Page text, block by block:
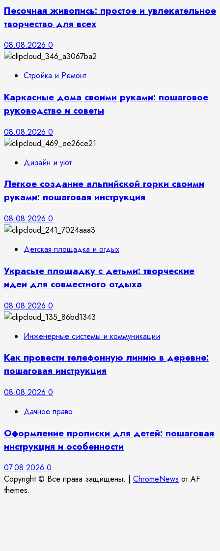
Песочная живопись: простое и увлекательное
творчество для всех
08.08.2026 0
Стройка и Ремонт
Каркасные дома своими руками: пошаговое
руководство и советы
08.08.2026 0
Дизайн и уют
Легкое создание альпийской горки своими
руками: пошаговая инструкция
08.08.2026 0
Детская площадка и отдых
Украсьте площадку с детьми: творческие
идеи для совместного отдыха
08.08.2026 0
Инженерные системы и коммуникации
Как провести телефонную линию в деревне:
пошаговая инструкция
08.08.2026 0
Дачное право
Оформление прописки для детей: пошаговая
инструкция и особенности
07.08.2026 0
Copyright © Все права защищены. | ChromeNews от AF
themes.